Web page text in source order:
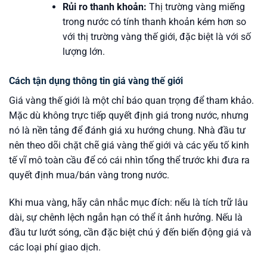
Rủi ro thanh khoản: Thị trường vàng miếng
trong nước có tính thanh khoản kém hơn so
với thị trường vàng thế giới, đặc biệt là với số
lượng lớn.
Cách tận dụng thông tin giá vàng thế giới
Giá vàng thế giới là một chỉ báo quan trọng để tham khảo.
Mặc dù không trực tiếp quyết định giá trong nước, nhưng
nó là nền tảng để đánh giá xu hướng chung. Nhà đầu tư
nên theo dõi chặt chẽ giá vàng thế giới và các yếu tố kinh
tế vĩ mô toàn cầu để có cái nhìn tổng thể trước khi đưa ra
quyết định mua/bán vàng trong nước.
Khi mua vàng, hãy cân nhắc mục đích: nếu là tích trữ lâu
dài, sự chênh lệch ngắn hạn có thể ít ảnh hưởng. Nếu là
đầu tư lướt sóng, cần đặc biệt chú ý đến biến động giá và
các loại phí giao dịch.